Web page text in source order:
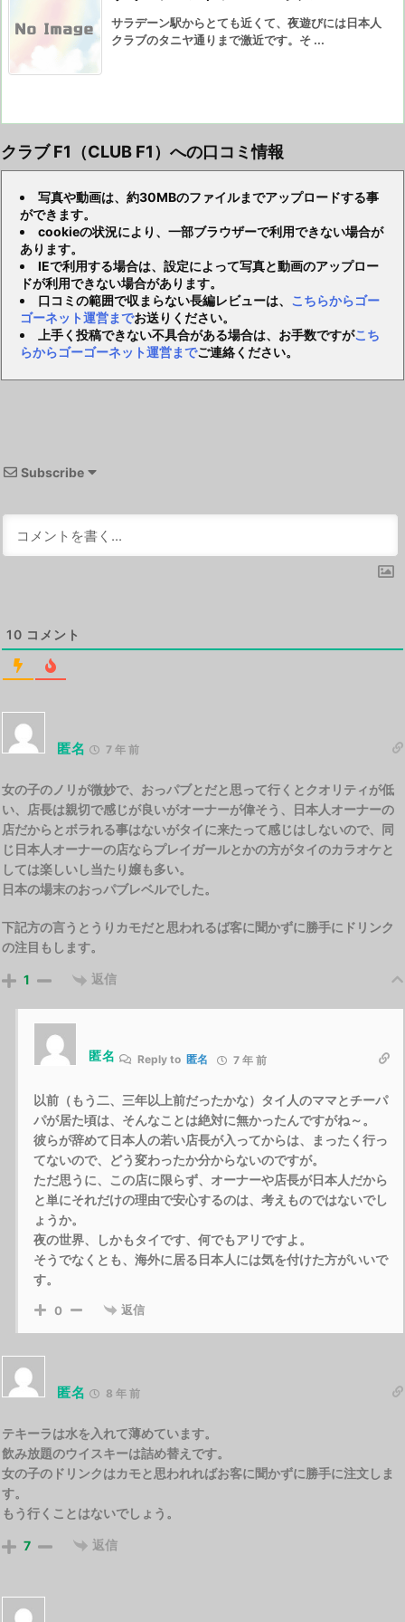
サラデーン駅からとても近くて、夜遊びには日本人
クラブのタニヤ通りまで激近です。そ ...
クラブ F1（CLUB F1）への口コミ情報
写真や動画は、約30MBのファイルまでアップロードする事
ができます。
cookieの状況により、一部ブラウザーで利用できない場合が
あります。
IEで利用する場合は、設定によって写真と動画のアップロー
ドが利用できない場合があります。
口コミの範囲で収まらない長編レビューは、 こちらからゴー
ゴーネット運営までお送りください。
上手く投稿できない不具合がある場合は、お手数ですがこち
らからゴーゴーネット運営までご連絡ください。
Subscribe
10 コメント
匿名 7 年 前
女の子のノリが微妙で、おっパブとだと思って行くとクオリティが低
い、店長は親切で感じが良いがオーナーが偉そう、日本人オーナーの
店だからとボラれる事はないがタイに来たって感じはしないので、同
じ日本人オーナーの店ならプレイガールとかの方がタイのカラオケと
しては楽しいし当たり嬢も多い。
日本の場末のおっパブレベルでした。
下記方の言うとうりカモだと思われるば客に聞かずに勝手にドリンク
の注目もします。
1 返信
匿名 Reply to匿名 7 年 前
以前（もう二、三年以上前だったかな）タイ人のママとチーパ
パが居た頃は、そんなことは絶対に無かったんですがね～。
彼らが辞めて日本人の若い店長が入ってからは、まったく行っ
てないので、どう変わったか分からないのですが。
ただ思うに、この店に限らず、オーナーや店長が日本人だから
と単にそれだけの理由で安心するのは、考えものではないでし
ょうか。
夜の世界、しかもタイです、何でもアリですよ。
そうでなくとも、海外に居る日本人には気を付けた方がいいで
す。
0 返信
匿名 8 年 前
テキーラは水を入れて薄めています。
飲み放題のウイスキーは詰め替えです。
女の子のドリンクはカモと思われればお客に聞かずに勝手に注文しま
す。
もう行くことはないでしょう。
7 返信